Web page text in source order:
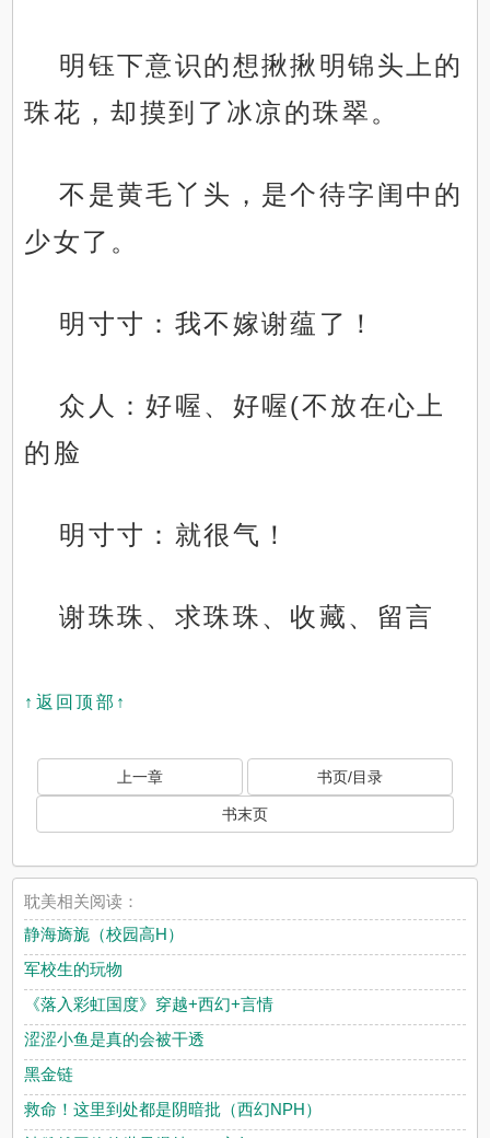
明钰下意识的想揪揪明锦头上的
珠花，却摸到了冰凉的珠翠。
不是黄毛丫头，是个待字闺中的
少女了。
明寸寸：我不嫁谢蕴了！
众人：好喔、好喔(不放在心上
的脸
明寸寸：就很气！
谢珠珠、求珠珠、收藏、留言
↑返回顶部↑
上一章 书页/目录
书末页
耽美相关阅读：
静海旖旎（校园高H）
军校生的玩物
《落入彩虹国度》穿越+西幻+言情
涩涩小鱼是真的会被干透
黑金链
救命！这里到处都是阴暗批（西幻NPH）